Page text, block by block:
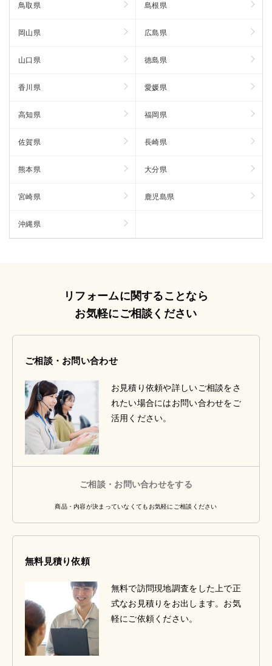
鳥取県 島根県
岡山県 広島県
山口県 徳島県
香川県 愛媛県
高知県 福岡県
佐賀県 長崎県
熊本県 大分県
宮崎県 鹿児島県
沖縄県
リフォームに関することなら
お気軽にご相談ください
ご相談・お問い合わせ
お見積り依頼や詳しいご相談をさ
れたい場合にはお問い合わせをご
活用ください。
ご相談・お問い合わせをする
商品・内容が決まっていなくてもお気軽にご相談ください
無料見積り依頼
無料で訪問現地調査をした上で正
式なお見積りをお出します。お気
軽にご依頼ください。